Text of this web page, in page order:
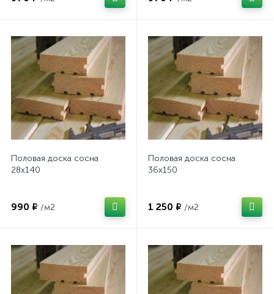
Половая доска сосна
28х140
990 ₽ /м2
Половая доска сосна
36х150
1 250 ₽ /м2